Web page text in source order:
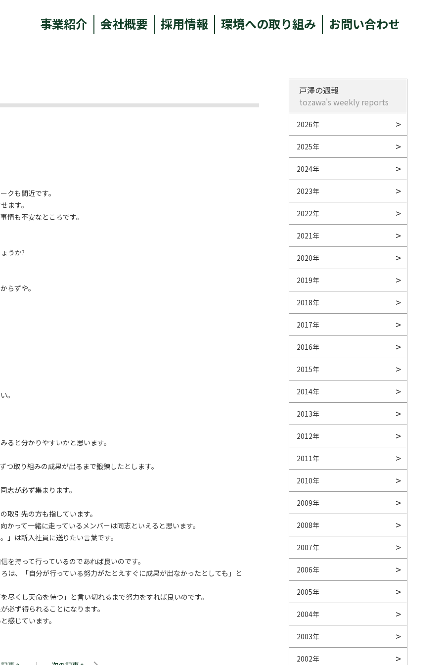
事業紹介 会社概要 採用情報 環境への取り組み お問い合わせ
クも間近です。
ます。
情も不安なところです。
うか?
らずや。
。
ると分かりやすいかと思います。
取り組みの成果が出るまで鍛錬したとします。
志が必ず集まります。
取引先の方も指しています。
って一緒に走っているメンバーは同志といえると思います。
」は新入社員に送りたい言葉です。
持って行っているのであれば良いのです。
は、「自分が行っている努力がたとえすぐに成果が出なかったとしても」と
くし天命を待つ」と言い切れるまで努力をすれば良いのです。
必ず得られることになります。
感じています。
戸澤の週報
tozawa's weekly reports
2026年
2025年
2024年
2023年
2022年
2021年
2020年
2019年
2018年
2017年
2016年
2015年
2014年
2013年
2012年
2011年
2010年
2009年
2008年
2007年
2006年
2005年
2004年
2003年
2002年